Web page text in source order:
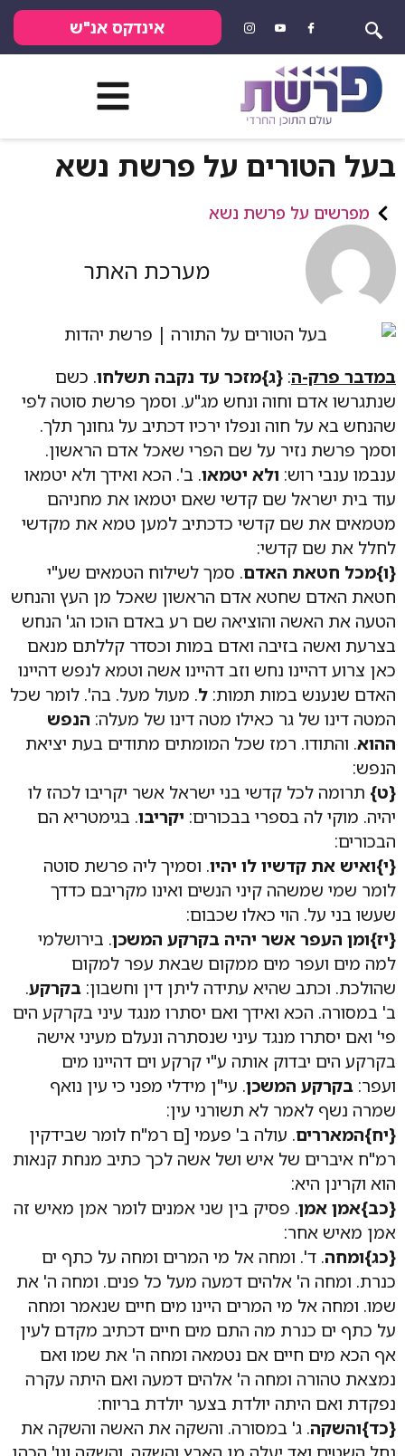
אינדקס אנ"ש
בעל הטורים על פרשת נשא
מפרשים על פרשת נשא
מערכת האתר
במדבר פרק-ה: {ג}מזכר עד נקבה תשלחו. כשם
שנתגרשו אדם וחוה ונחש מג"ע. וסמך פרשת סוטה לפי
שהנחש בא על חוה ונפלו ירכיו דכתיב על גחונך תלך.
וסמך פרשת נזיר על שם הפרי שאכל אדם הראשון.
ענבמו ענבי רוש: ולא יטמאו. ב'. הכא ואידך ולא יטמאו
עוד בית ישראל שם קדשי שאם יטמאו את מחניהם
מטמאים את שם קדשי כדכתיב למען טמא את מקדשי
לחלל את שם קדשי:
{ו}מכל חטאת האדם. סמך לשילוח הטמאים שע"י
חטאת האדם שחטא אדם הראשון שאכל מן העץ והנחש
הטעה את האשה והוציאה שם רע באדם הוכו הג' הנחש
בצרעת ואשה בזיבה ואדם במות וכסדר קללתם מנאם
כאן צרוע דהיינו נחש וזב דהיינו אשה וטמא לנפש דהיינו
האדם שנענש במות תמות: ל. מעול מעל. בה'. לומר שכל
המטה דינו של גר כאילו מטה דינו של מעלה: הנפש
ההוא. והתודו. רמז שכל המומתים מתודים בעת יציאת
הנפש:
{ט} תרומה לכל קדשי בני ישראל אשר יקריבו לכהז לו
יהיה. מוקי לה בספרי בבכורים: יקריבו. בגימטריא הם
הבכורים:
{י}ואיש את קדשיו לו יהיו. וסמיך ליה פרשת סוטה
לומר שמי שמשהה קיני הנשים ואינו מקריבם כדדך
שעשו בני על. הוי כאלו שכבום:
{יז}ומן העפר אשר יהיה בקרקע המשכן. בירושלמי
למה מים ועפר מים ממקום שבאת עפר למקום
שהולכת. וכתב שהיא עתידה ליתן דין וחשבון: בקרקע.
ב' במסורה. הכא ואידך ואם יסתרו מנגד עיני בקרקע הים
פי' ואם יסתרו מנגד עיני שנסתרה ונעלם מעיני אישה
בקרקע הים יבדוק אותה ע"י קרקע וים דהיינו מים
ועפר: בקרקע המשכן. עי"ן מידלי מפני כי עין נואף
שמרה נשף לאמר לא תשורני עין:
{יח}המאררים. עולה ב' פעמי [ם רמ"ח לומר שבידקין
רמ"ח איברים של איש ושל אשה לכך כתיב מנחת קנאות
הוא וקרינן היא:
{כב}אמן אמן. פסיק בין שני אמנים לומר אמן מאיש זה
אמן מאיש אחר:
{כג}ומחה. ד'. ומחה אל מי המרים ומחה על כתף ים
כנרת. ומחה ה' אלהים דמעה מעל כל פנים. ומחה ה' את
שמו. ומחה אל מי המרים היינו מים חיים שנאמר ומחה
על כתף ים כנרת מה התם מים חיים דכתיב מקדם לעין
אף הכא מים חיים אם נטמאה ומחה ה' את שמו ואם
נמצאת טהורה ומחה ה' אלהים דמעה ואם היתה עקרה
נפקדת ואם היתה יולדת בצער יולדת בריוח:
{כד}והשקה. ג' במסורה. והשקה את האשה והשקה את